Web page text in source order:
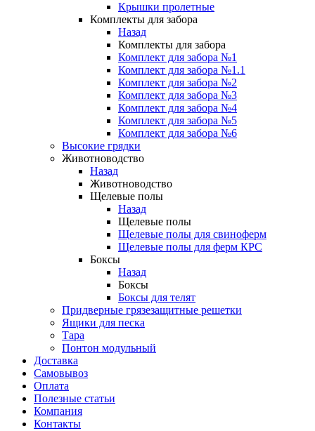
Крышки пролетные
Комплекты для забора
Назад
Комплекты для забора
Комплект для забора №1
Комплект для забора №1.1
Комплект для забора №2
Комплект для забора №3
Комплект для забора №4
Комплект для забора №5
Комплект для забора №6
Высокие грядки
Животноводство
Назад
Животноводство
Щелевые полы
Назад
Щелевые полы
Щелевые полы для свиноферм
Щелевые полы для ферм КРС
Боксы
Назад
Боксы
Боксы для телят
Придверные грязезащитные решетки
Ящики для песка
Тара
Понтон модульный
Доставка
Самовывоз
Оплата
Полезные статьи
Компания
Контакты